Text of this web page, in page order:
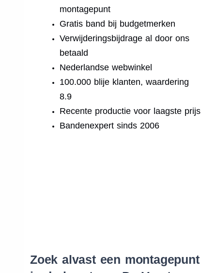
montagepunt
Gratis band bij budgetmerken
Verwijderingsbijdrage al door ons
betaald
Nederlandse webwinkel
100.000 blije klanten, waardering
8.9
Recente productie voor laagste prijs
Bandenexpert sinds 2006
Zoek alvast een montagepunt